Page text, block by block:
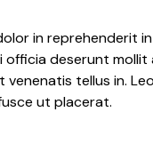
in reprehenderit
officia deserunt
tellus in.
ut placerat.